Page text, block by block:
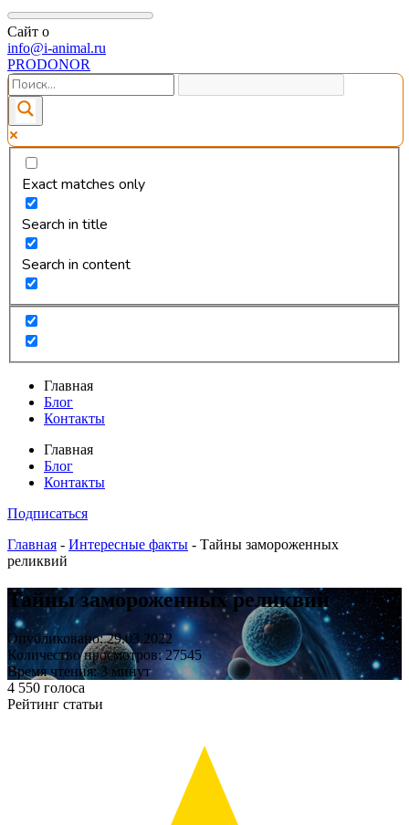
Сайт о
info@i-animal.ru
PRODONOR
Exact matches only
Search in title
Search in content
Главная
Блог
Контакты
Главная
Блог
Контакты
Подписаться
Главная - Интересные факты - Тайны замороженных
реликвий
Тайны замороженных реликвий
Опубликовано: 29.03.2022
Количество просмотров: 27545
Время чтения: 3 минут
4 550 голоса
Рейтинг статьи